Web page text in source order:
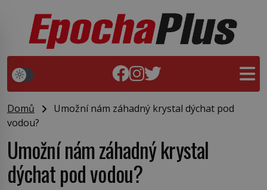
Domů
Umožní nám záhadný krystal dýchat pod
vodou?
Umožní nám záhadný krystal
dýchat pod vodou?